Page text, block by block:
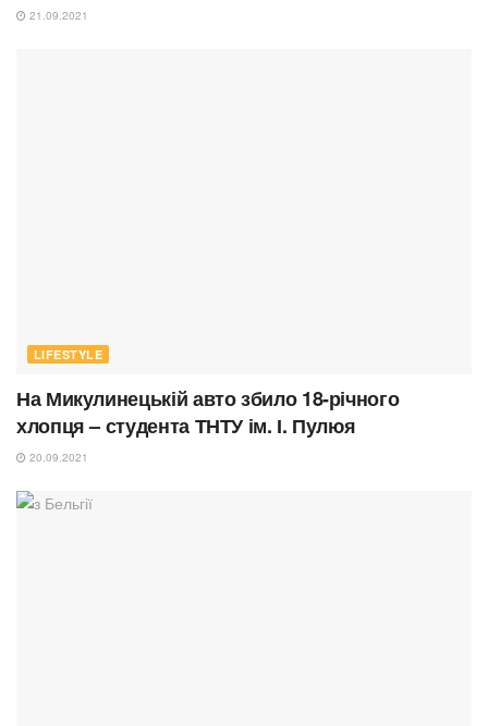
21.09.2021
LIFESTYLE
На Микулинецькій авто збило 18-річного
хлопця – студента ТНТУ ім. І. Пулюя
20.09.2021